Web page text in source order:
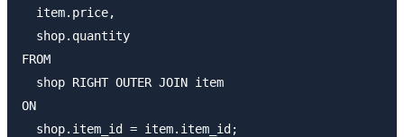
  item.price,
  shop.quantity
FROM
  shop RIGHT OUTER JOIN item
ON